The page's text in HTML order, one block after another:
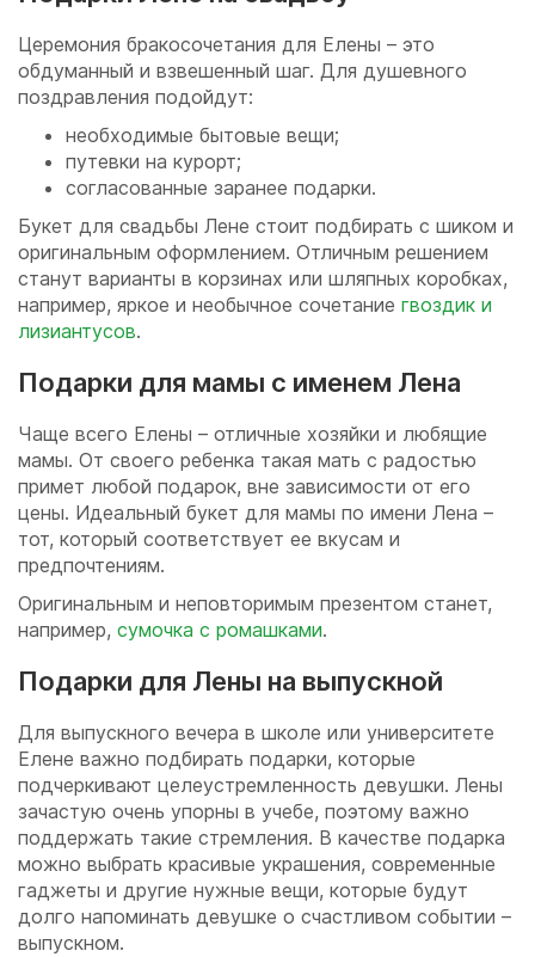
Церемония бракосочетания для Елены – это
обдуманный и взвешенный шаг. Для душевного
поздравления подойдут:
необходимые бытовые вещи;
путевки на курорт;
согласованные заранее подарки.
Букет для свадьбы Лене стоит подбирать с шиком и
оригинальным оформлением. Отличным решением
станут варианты в корзинах или шляпных коробках,
например, яркое и необычное сочетание гвоздик и
лизиантусов.
Подарки для мамы с именем Лена
Чаще всего Елены – отличные хозяйки и любящие
мамы. От своего ребенка такая мать с радостью
примет любой подарок, вне зависимости от его
цены. Идеальный букет для мамы по имени Лена –
тот, который соответствует ее вкусам и
предпочтениям.
Оригинальным и неповторимым презентом станет,
например, сумочка с ромашками.
Подарки для Лены на выпускной
Для выпускного вечера в школе или университете
Елене важно подбирать подарки, которые
подчеркивают целеустремленность девушки. Лены
зачастую очень упорны в учебе, поэтому важно
поддержать такие стремления. В качестве подарка
можно выбрать красивые украшения, современные
гаджеты и другие нужные вещи, которые будут
долго напоминать девушке о счастливом событии –
выпускном.